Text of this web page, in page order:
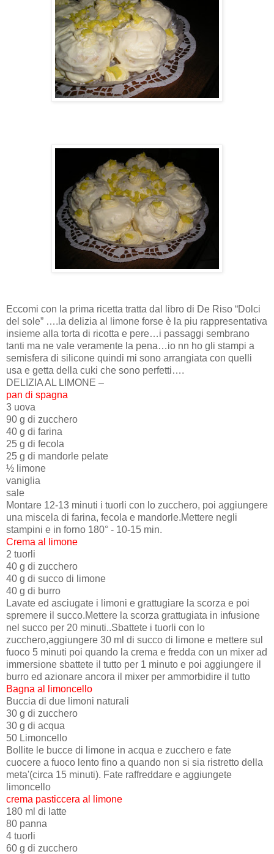
Eccomi con la prima ricetta tratta dal libro di De Riso “Dolci
del sole” ….la delizia al limone forse è la piu rappresentativa
insieme alla torta di ricotta e pere…i passaggi sembrano
tanti ma ne vale veramente la pena…io nn ho gli stampi a
semisfera di silicone quindi mi sono arrangiata con quelli
usa e getta della cuki che sono perfetti….
DELIZIA AL LIMONE –
pan di spagna
3 uova
90 g di zucchero
40 g di farina
25 g di fecola
25 g di mandorle pelate
½ limone
vaniglia
sale
Montare 12-13 minuti i tuorli con lo zucchero, poi aggiungere
una miscela di farina, fecola e mandorle.Mettere negli
stampini e in forno 180° - 10-15 min.
Crema al limone
2 tuorli
40 g di zucchero
40 g di succo di limone
40 g di burro
Lavate ed asciugate i limoni e grattugiare la scorza e poi
spremere il succo.Mettere la scorza grattugiata in infusione
nel succo per 20 minuti..Sbattete i tuorli con lo
zucchero,aggiungere 30 ml di succo di limone e mettere sul
fuoco 5 minuti poi quando la crema e fredda con un mixer ad
immersione sbattete il tutto per 1 minuto e poi aggiungere il
burro ed azionare ancora il mixer per ammorbidire il tutto
Bagna al limoncello
Buccia di due limoni naturali
30 g di zucchero
30 g di acqua
50 Limoncello
Bollite le bucce di limone in acqua e zucchero e fate
cuocere a fuoco lento fino a quando non si sia ristretto della
meta'(circa 15 minuti). Fate raffreddare e aggiungete
limoncello
crema pasticcera al limone
180 ml di latte
80 panna
4 tuorli
60 g di zucchero